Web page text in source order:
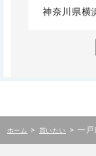
神奈川県横
ホーム > 買いたい > 一戸